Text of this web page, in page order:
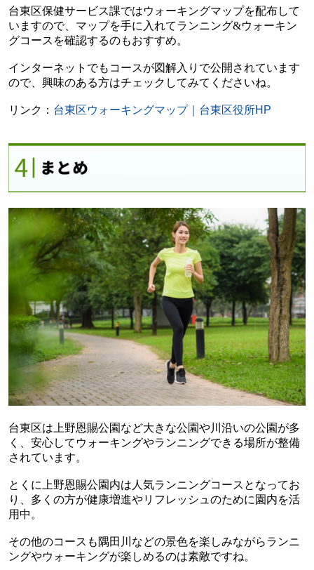
台東区保健サービス課ではウォーキングマップを配布して
いますので、マップを手に入れてランニング&ウォーキン
グコースを確認するのもおすすめ。
インターネットでもコースが図解入りで公開されています
ので、興味のある方はチェックしてみてくださいね。
リンク： 台東区ウォーキングマップ｜台東区役所HP
台東区は上野恩賜公園など大きな公園や川沿いの公園が多
く、安心してウォーキングやランニングできる場所が整備
されています。
とくに上野恩賜公園内は人気ランニングコースとなってお
り、多くの方が健康増進やリフレッシュのために園内を活
用中。
その他のコースも隅田川などの景色を楽しみながらランニ
ングやウォーキングが楽しめるのは素敵ですね。